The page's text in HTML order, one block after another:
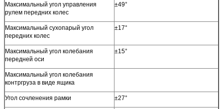
Максимальный угол управления
рулем передних колес
±49°
Максимальный сухопарый угол
передних колес
±17°
Максимальный угол колебания
передней оси
±15°
Максимальный угол колебания
контргруза в виде ящика
Угол сочленения рамки ±27°